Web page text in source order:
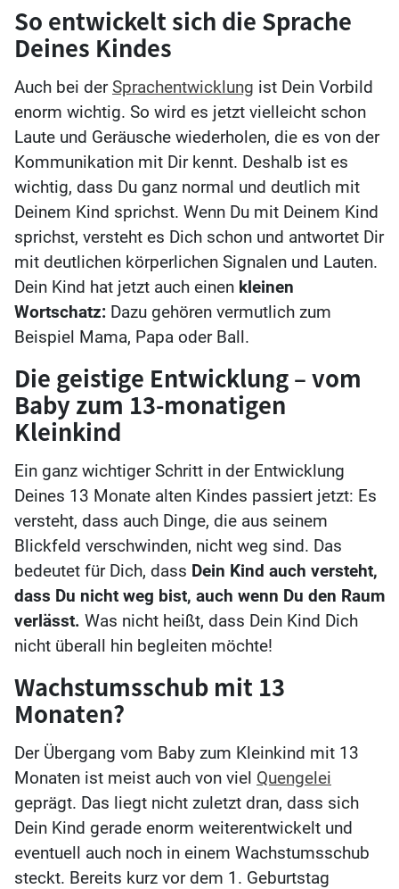
So entwickelt sich die Sprache
Deines Kindes
Auch bei derSprachentwicklung ist Dein Vorbild
enorm wichtig. So wird es jetzt vielleicht schon
Laute und Geräusche wiederholen, die es von der
Kommunikation mit Dir kennt. Deshalb ist es
wichtig, dass Du ganz normal und deutlich mit
Deinem Kind sprichst. Wenn Du mit Deinem Kind
sprichst, versteht es Dich schon und antwortet Dir
mit deutlichen körperlichen Signalen und Lauten.
Dein Kind hat jetzt auch einen kleinen
Wortschatz: Dazu gehören vermutlich zum
Beispiel Mama, Papa oder Ball.
Die geistige Entwicklung – vom
Baby zum 13-monatigen
Kleinkind
Ein ganz wichtiger Schritt in der Entwicklung
Deines 13 Monate alten Kindes passiert jetzt: Es
versteht, dass auch Dinge, die aus seinem
Blickfeld verschwinden, nicht weg sind. Das
bedeutet für Dich, dass Dein Kind auch versteht,
dass Du nicht weg bist, auch wenn Du den Raum
verlässt. Was nicht heißt, dass Dein Kind Dich
nicht überall hin begleiten möchte!
Wachstumsschub mit 13
Monaten?
Der Übergang vom Baby zum Kleinkind mit 13
Monaten ist meist auch von viel Quengelei
geprägt. Das liegt nicht zuletzt dran, dass sich
Dein Kind gerade enorm weiterentwickelt und
eventuell auch noch in einem Wachstumsschub
steckt. Bereits kurz vor dem 1. Geburtstag